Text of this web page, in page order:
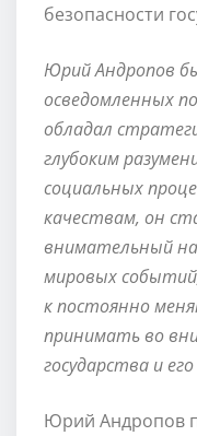
безопасности
Юрий Андропов
осведомленных
обладал
глубоким
социальных
качествам, он
внимательный
мировых
к постоянно
принимать во
государства и
Юрий Андропов